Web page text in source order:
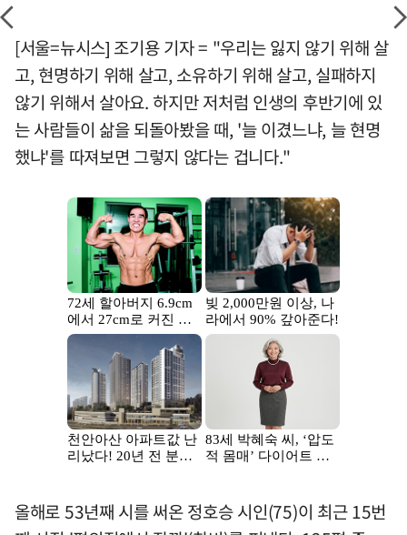
[서울=뉴시스] 조기용 기자 = "우리는 잃지 않기 위해 살
고, 현명하기 위해 살고, 소유하기 위해 살고, 실패하지
않기 위해서 살아요. 하지만 저처럼 인생의 후반기에 있
는 사람들이 삶을 되돌아봤을 때, '늘 이겼느냐, 늘 현명
했냐'를 따져보면 그렇지 않다는 겁니다."
올해로 53년째 시를 써온 정호승 시인(75)이 최근 15번